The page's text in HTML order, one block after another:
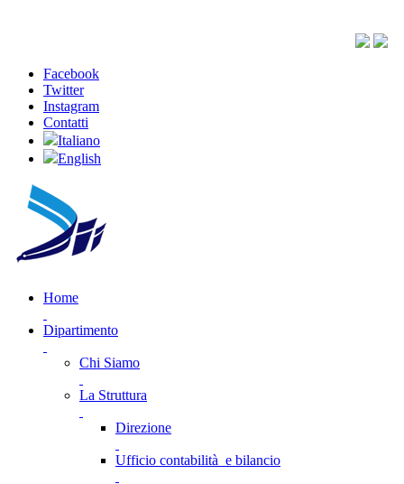
Facebook
Twitter
Instagram
Contatti
Italiano
English
Home
Dipartimento
Chi Siamo
La Struttura
Direzione
Ufficio contabilità e bilancio